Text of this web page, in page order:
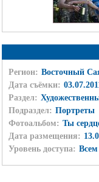
Регион: Восточный
Дата съёмки:
Раздел:
Подраздел: Портреты
Фотоальбом: Ты
Дата размещения:
Уровень доступа: Всем